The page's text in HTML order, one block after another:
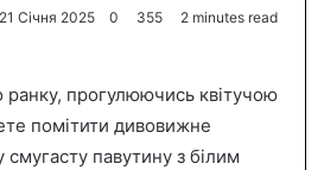
21 Січня 2025 0 355 2 minutes read
ранку, прогулюючись квітучою
помітити дивовижне
павутину з білим